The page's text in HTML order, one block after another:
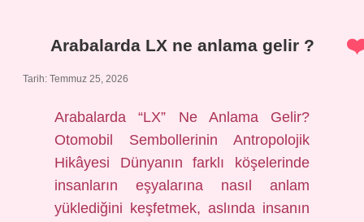
Arabalarda LX ne anlama gelir ?
Tarih: Temmuz 25, 2026
Arabalarda “LX” Ne Anlama Gelir?
Otomobil Sembollerinin Antropolojik
Hikâyesi Dünyanın farklı köşelerinde
insanların eşyalarına nasıl anlam
yüklediğini keşfetmek, aslında insanın